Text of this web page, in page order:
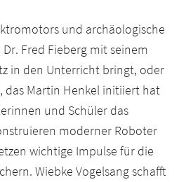
und archäologische
Fred Fieberg mit seinem
in den Unterricht bringt, oder
das Martin Henkel initiiert hat
und Schüler das
moderner Roboter
wichtige Impulse für die
Wiebke Vogelsang schafft